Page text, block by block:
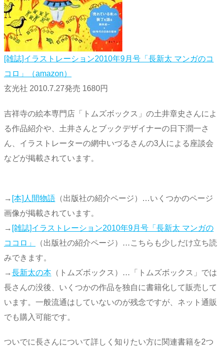
[雑誌]イラストレーション2010年9月号「長新太 マンガのコ
コロ」（amazon）
玄光社 2010.7.27発売 1680円
吉祥寺の絵本専門店「トムズボックス」の土井章史さんによ
る作品紹介や、土井さんとブックデザイナーの日下潤一さ
ん、イラストレーターの網中いづるさんの3人による座談会
などが掲載されています。
→ [本]人間物語 （出版社の紹介ページ）…いくつかのページ
画像が掲載されています。
→ [雑誌]イラストレーション2010年9月号「長新太 マンガの
ココロ」
（出版社の紹介ページ）…こちらも少しだけ立ち読
みできます。
→長新太の本 （トムズボックス）…「トムズボックス」では
長さんの没後、いくつかの作品を独自に書籍化して販売して
います。一般流通はしていないのが残念ですが、ネット通販
でも購入可能です。
ついでに長さんについて詳しく知りたい方に関連書籍を2つ